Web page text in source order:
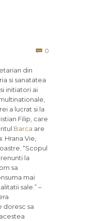
 0
din
si sanatatea
initiatori ai
a lucrat si la
Filip, care
Barca are
Hrana Vie,
“Scopul
la
sa
mai
sale.” –
doresc sa